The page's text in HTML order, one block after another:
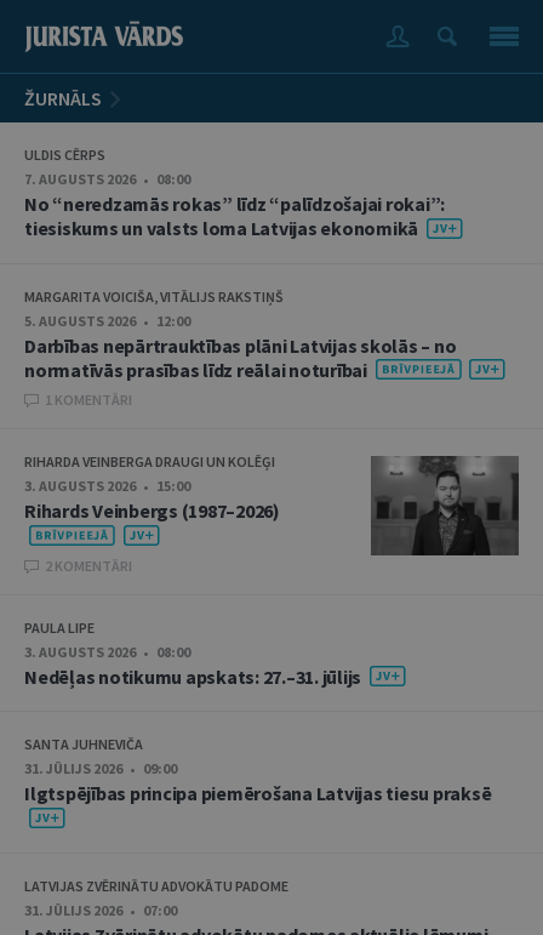
ŽURNĀLS
ULDIS CĒRPS
7. AUGUSTS 2026 • 08:00
No “neredzamās rokas” līdz “palīdzošajai rokai”:
tiesiskums un valsts loma Latvijas ekonomikā
MARGARITA VOICIŠA, VITĀLIJS RAKSTIŅŠ
5. AUGUSTS 2026 • 12:00
Darbības nepārtrauktības plāni Latvijas skolās – no
normatīvās prasības līdz reālai noturībai
1 KOMENTĀRI
RIHARDA VEINBERGA DRAUGI UN KOLĒĢI
3. AUGUSTS 2026 • 15:00
Rihards Veinbergs (1987–2026)
2 KOMENTĀRI
PAULA LIPE
3. AUGUSTS 2026 • 08:00
Nedēļas notikumu apskats: 27.–31. jūlijs
SANTA JUHNEVIČA
31. JŪLIJS 2026 • 09:00
Ilgtspējības principa piemērošana Latvijas tiesu praksē
LATVIJAS ZVĒRINĀTU ADVOKĀTU PADOME
31. JŪLIJS 2026 • 07:00